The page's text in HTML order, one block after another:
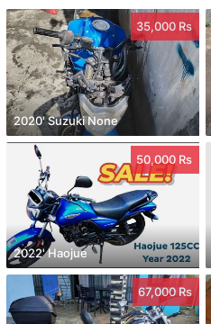
35,000 Rs
2020' Suzuki None
50,000 Rs
2022' Haojue
67,000 Rs